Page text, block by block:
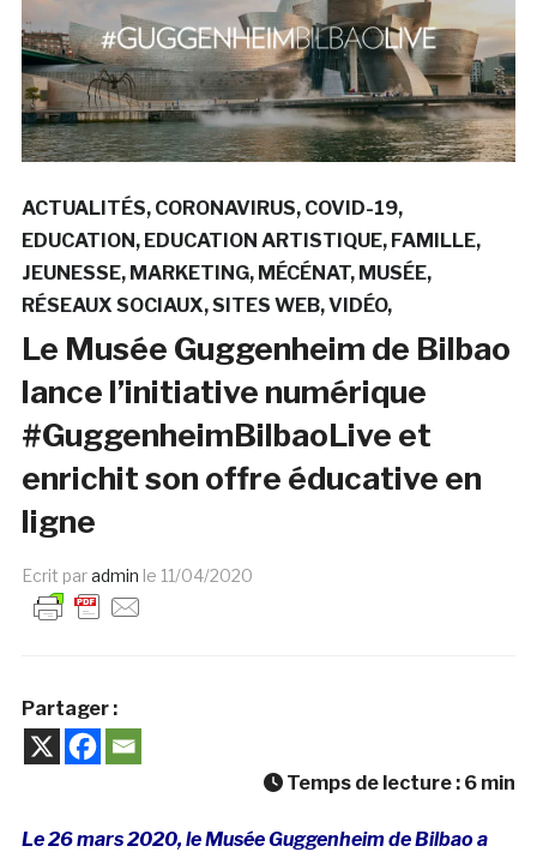
ACTUALITÉS CORONAVIRUS COVID-19
EDUCATION EDUCATION ARTISTIQUE FAMILLE
JEUNESSE MARKETING MÉCÉNAT MUSÉE
RÉSEAUX SOCIAUX SITES WEB VIDÉO
Le Musée Guggenheim de Bilbao
lance l’initiative numérique
#GuggenheimBilbaoLive et
enrichit son offre éducative en
ligne
Ecrit paradmin le 11/04/2020
Partager :
Temps de lecture : 6 min
Le 26 mars 2020, le Musée Guggenheim de Bilbao a